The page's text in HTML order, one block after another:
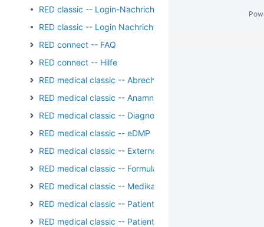
RED classic -- Login-Nachricht
RED classic -- Login Nachricht Archiv
RED connect -- FAQ
RED connect -- Hilfe
RED medical classic -- Abrechnung
RED medical classic -- Anamnese und Befundung
RED medical classic -- Diagnosen
RED medical classic -- eDMP
RED medical classic -- Externe Kommunikation
RED medical classic -- Formulare
RED medical classic -- Medikation
RED medical classic -- Patientengruppen
RED medical classic -- Patienten und Episoden